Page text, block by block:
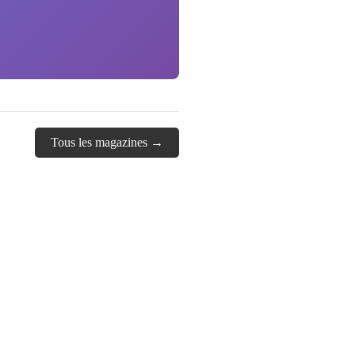
Tous les magazines →